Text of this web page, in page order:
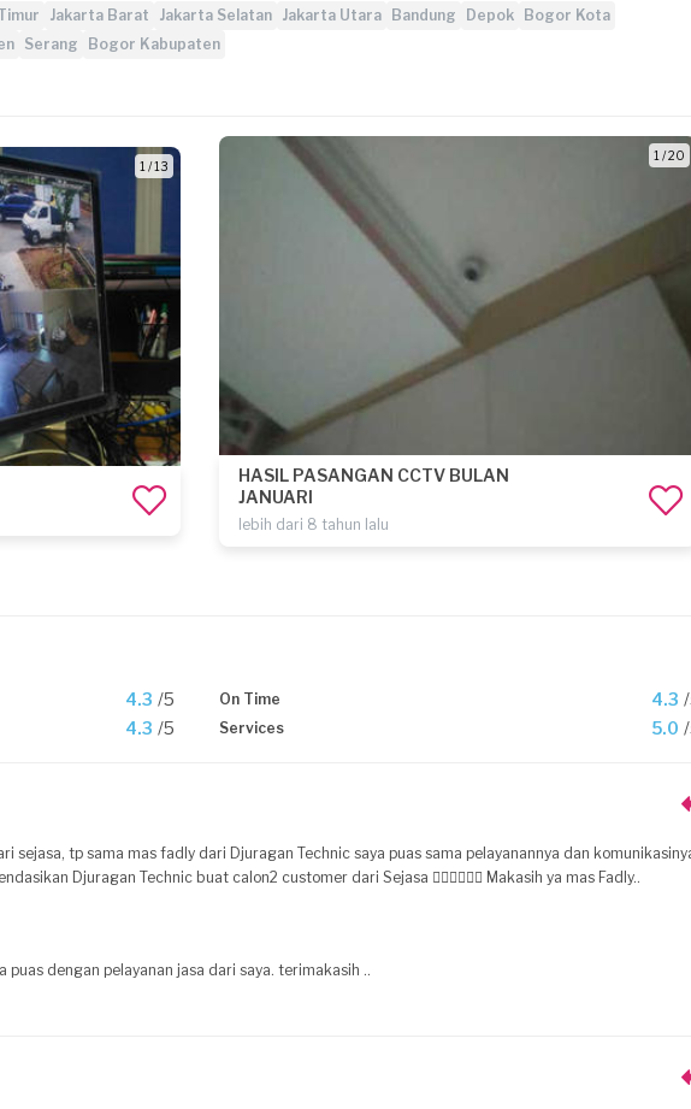
Jakarta Barat Jakarta Selatan Jakarta Utara Bandung Depok
Bogor Kota
Serang Bogor Kabupaten
1 / 13
1 / 20
HASIL PASANGAN CCTV BULAN
JANUARI
lebih dari 8 tahun lalu
4.3 /5 On Time 4.3
4.3 /5 Services 5.0
sejasa, tp sama mas fadly dari Djuragan Technic saya puas sama pelayanannya dan
Djuragan Technic buat calon2 customer dari Sejasa 👍🏼👍🏼👍🏼 Makasih ya mas Fadly..
dengan pelayanan jasa dari saya. terimakasih ..